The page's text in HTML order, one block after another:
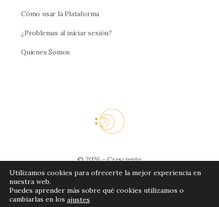
Cómo usar la Plataforma
¿Problemas al iniciar sesión?
Quienes Somos
© 2026 - Cresciente
contacto@cresciente.net
Utilizamos cookies para ofrecerte la mejor experiencia en
nuestra web.
Puedes aprender más sobre qué cookies utilizamos o
cambiarlas en los ajustes